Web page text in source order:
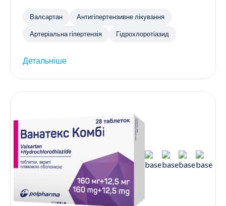
Валсартан Антигіпертензивне лікування
Артеріальна гіпертензія Гідрохлоротіазид
Детальніше